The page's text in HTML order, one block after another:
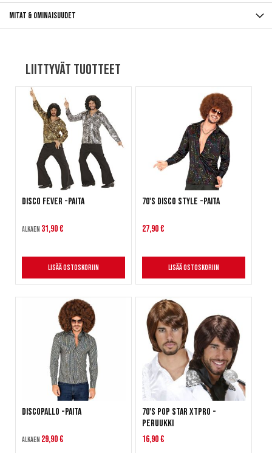
Mitat & ominaisuudet
Liittyvät tuotteet
Disco Fever -paita
Alkaen 31,90 €
Lisää ostoskoriin
70's Disco Style -paita
27,90 €
Lisää ostoskoriin
Discopallo -paita
Alkaen 29,90 €
70's Pop Star XTPRO -
peruukki
16,90 €